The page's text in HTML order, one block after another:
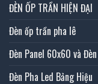
ĐÈN ỐP TRẦN HIỆN ĐẠI
Đèn ốp trần pha lê
Đèn Panel 60x60 và
Đèn Pha Led Bảng Hiệu